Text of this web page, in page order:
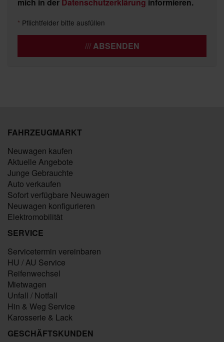
* Pflichtfelder bitte ausfüllen
ABSENDEN
FAHRZEUGMARKT
Neuwagen kaufen
Aktuelle Angebote
Junge Gebrauchte
Auto verkaufen
Sofort verfügbare Neuwagen
Neuwagen konfigurieren
Elektromobilität
SERVICE
Servicetermin vereinbaren
HU / AU Service
Reifenwechsel
Mietwagen
Unfall / Notfall
Hin & Weg Service
Karosserie & Lack
GESCHÄFTSKUNDEN